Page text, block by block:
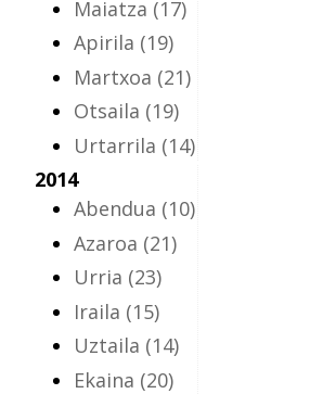
Maiatza (17)
Apirila (19)
Martxoa (21)
Otsaila (19)
Urtarrila (14)
2014
Abendua (10)
Azaroa (21)
Urria (23)
Iraila (15)
Uztaila (14)
Ekaina (20)